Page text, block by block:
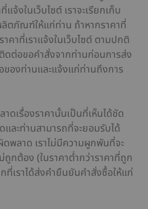
งในเว็บไซต์ เราจะเรียกเก็บ
ลิตภัณฑ์ให้แก่ท่าน ถ้าหากราคาที่
าที่เราแจ้งในเว็บไซต์ ตามปกติ
ดต่อขอคำสั่งจากท่านก่อนการส่ง
องท่านและแจ้งแก่ท่านถึงการ
ดเรื่องราคานั้นเป็นที่เห็นได้ชัด
และท่านสามารถที่จะยอมรับได้
พลาด เราไม่มีความผูกพันที่จะ
กต้อง (ในราคาต่ำกว่าราคาที่ถูก
ที่เราได้ส่งคำยืนยันคำสั่งซื้อให้แก่